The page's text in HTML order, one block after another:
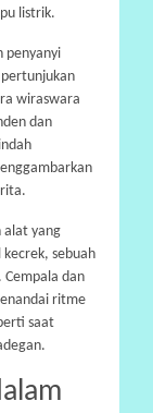
listrik.
penyanyi
wiraswara
dan
alat yang
sebuah
dan
ritme
saat